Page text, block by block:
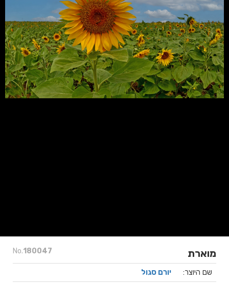
No.180047 מוארת
שם היוצר: יורם סגול